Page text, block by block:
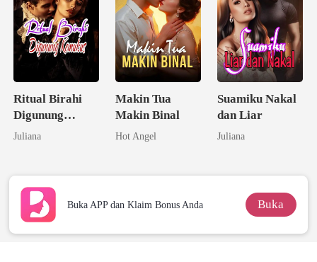
Ritual Birahi
Digunung
Keramat
Juliana
Makin Tua
Makin Binal
Hot Angel
Suamiku Nakal
dan Liar
Juliana
Buka APP dan Klaim Bonus Anda Buka